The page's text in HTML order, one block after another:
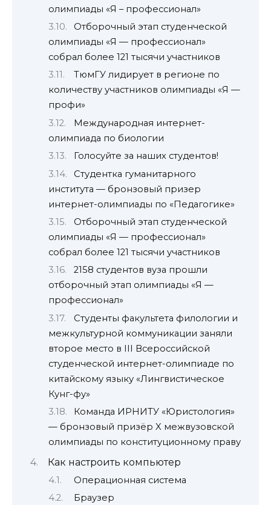
олимпиады «Я – профессионал»
Отборочный этап студенческой
олимпиады «Я — профессионал»
собрал более 121 тысячи участников
ТюмГУ лидирует в регионе по
количеству участников олимпиады «Я —
профи»
Международная интернет-
олимпиада по биологии
Голосуйте за наших студентов!
Студентка гуманитарного
института — бронзовый призер
интернет-олимпиады по «Педагогике»
Отборочный этап студенческой
олимпиады «Я — профессионал»
собрал более 121 тысячи участников
2158 студентов вуза прошли
отборочный этап олимпиады «Я —
профессионал»
Студенты факультета филологии и
межкультурной коммуникации заняли
второе место в III Всероссийской
студенческой интернет-олимпиаде по
китайскому языку «Лингвистическое
Кунг-фу»
Команда ИРНИТУ «Юристология»
— бронзовый призёр X межвузовской
олимпиады по конституционному праву
Как настроить компьютер
Операционная система
Браузер